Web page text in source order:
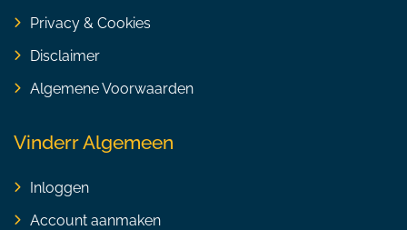
Privacy & Cookies
Disclaimer
Algemene Voorwaarden
Vinderr Algemeen
Inloggen
Account aanmaken